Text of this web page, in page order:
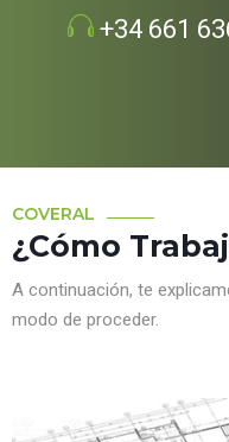
+34 661
COVERAL
¿Cómo
A continuación, te
modo de proceder.